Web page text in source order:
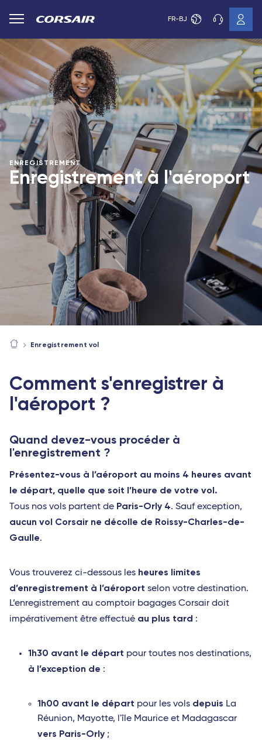
FR-BJ
ENREGISTREMENT
Enregistrement à l'aéroport
Enregistrement vol
Comment s'enregistrer à
l'aéroport ?
Quand devez-vous procéder à
l'enregistrement ?
Présentez-vous à l’aéroport au moins 4 heures avant
le départ, quelle que soit l’heure de votre vol.
Tous nos vols partent de Paris-Orly 4. Sauf exception,
aucun vol Corsair ne décolle de Roissy-Charles-de-
Gaulle.
Vous trouverez ci-dessous les heures limites
d’enregistrement à l’aéroport selon votre destination.
L’enregistrement au comptoir bagages Corsair doit
impérativement être effectué au plus tard :
1h30 avant le départ pour toutes nos destinations,
à l’exception de :
1h00 avant le départ pour les vols depuis La
Réunion, Mayotte, l'île Maurice et Madagascar
vers Paris-Orly ;